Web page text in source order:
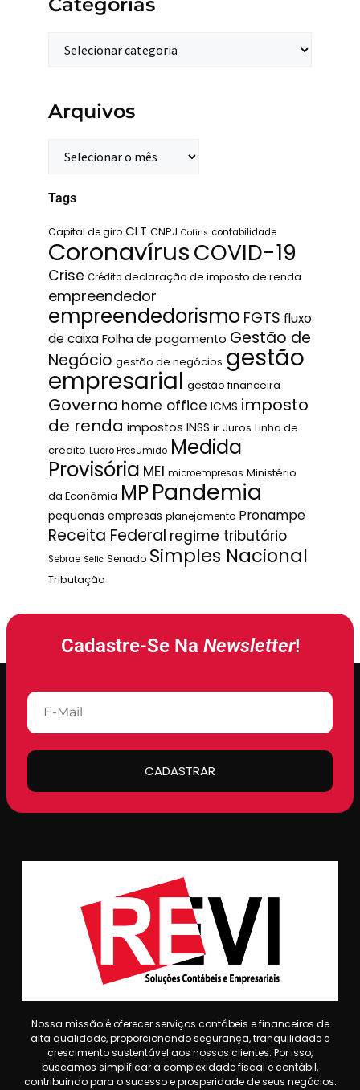
Arquivos
Tags
Capital de giro CLT CNPJ Cofins contabilidade
CoronavírusCOVID-19
Crise Crédito declaração de imposto de renda
empreendedor
empreendedorismo FGTS fluxo
de caixa Folha de pagamento Gestão de
Negócio gestão de negócios gestão
empresarial gestão financeira
Governo home office ICMS imposto
de renda impostos INSS ir Juros Linha de
crédito Lucro Presumido Medida
Provisória MEI microempresas Ministério
da Econômia MPPandemia
pequenas empresas planejamento Pronampe
Receita Federal regime tributário
Sebrae Selic Senado Simples Nacional
Tributação
Cadastre-Se Na Newsletter!
CADASTRAR
Nossa missão é oferecer serviços contábeis e financeiros de
alta qualidade, proporcionando segurança, tranquilidade e
crescimento sustentável aos nossos clientes. Por isso,
buscamos simplificar a complexidade fiscal e contábil,
contribuindo para o sucesso e prosperidade de seus negócios.